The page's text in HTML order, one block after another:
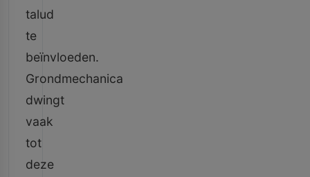
talud
te
beïnvloeden.
Grondmechanica
dwingt
vaak
tot
deze